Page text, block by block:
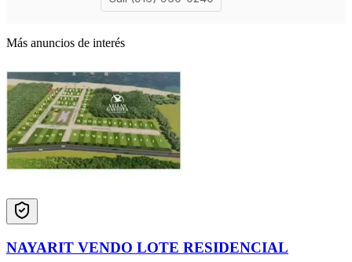
Más anuncios de interés
NAYARIT VENDO LOTE RESIDENCIAL